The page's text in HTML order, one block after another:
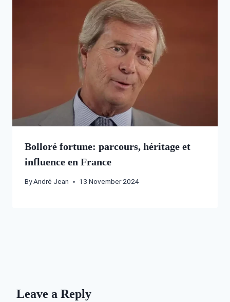
Bolloré fortune: parcours, héritage et
influence en France
ByAndré Jean 13 November 2024
Leave a Reply